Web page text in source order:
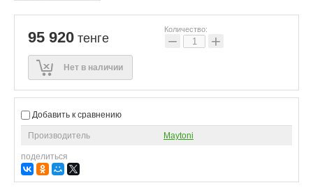
95 920 тенге
Количество:
− +
Нет в наличии
Добавить к сравнению
Производитель Maytoni
поделиться